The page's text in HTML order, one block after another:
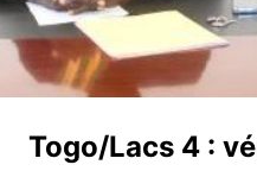
Togo/Lacs 4 :